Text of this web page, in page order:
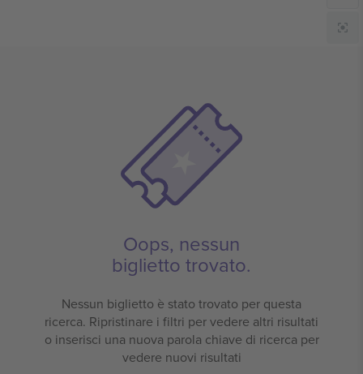
Oops, nessun
biglietto trovato.
Nessun biglietto è stato trovato per questa
ricerca. Ripristinare i filtri per vedere altri risultati
o inserisci una nuova parola chiave di ricerca per
vedere nuovi risultati